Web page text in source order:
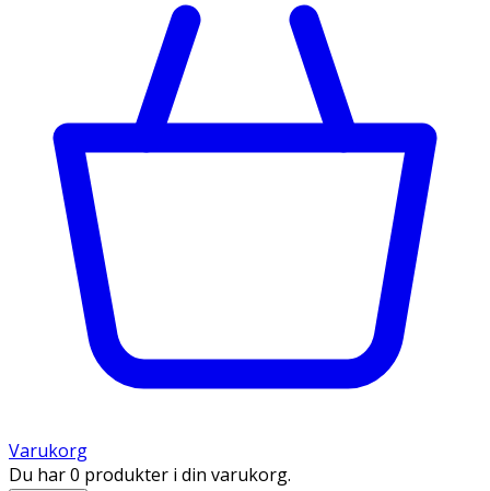
Varukorg
Du har 0 produkter i din varukorg.